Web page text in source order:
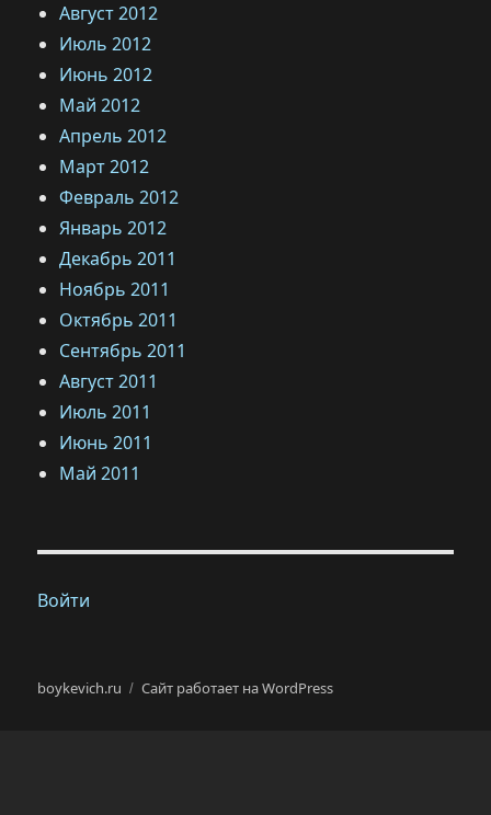
Август 2012
Июль 2012
Июнь 2012
Май 2012
Апрель 2012
Март 2012
Февраль 2012
Январь 2012
Декабрь 2011
Ноябрь 2011
Октябрь 2011
Сентябрь 2011
Август 2011
Июль 2011
Июнь 2011
Май 2011
Войти
boykevich.ru Сайт работает на WordPress